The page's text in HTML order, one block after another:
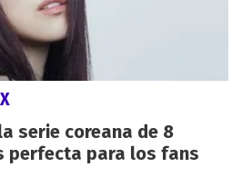
serie coreana de 8
perfecta para los fans